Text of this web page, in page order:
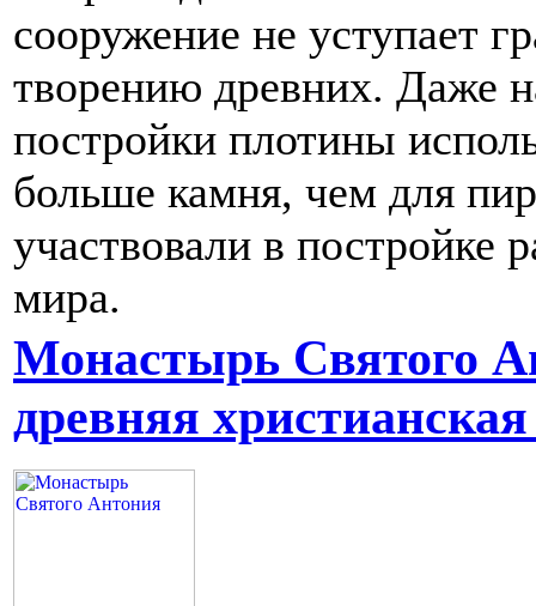
сооружение не уступает
творению древних. Даже
постройки плотины
больше камня, чем для
участвовали в постройке
мира.
Монастырь Святого
древняя